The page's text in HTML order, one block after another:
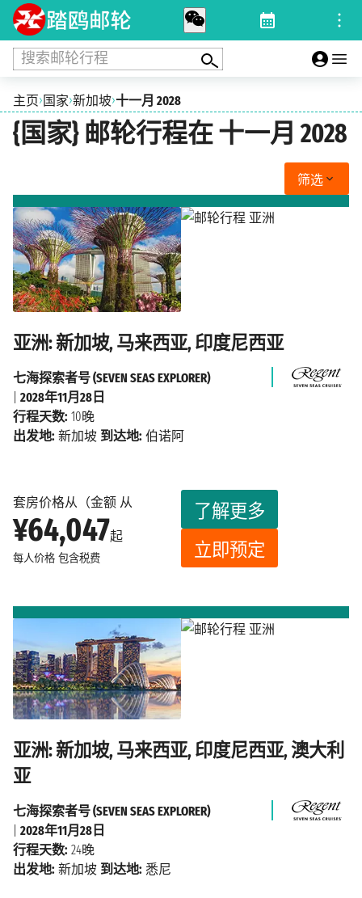
搜索邮轮行程
主页›国家›新加坡›十一月 2028
{国家} 邮轮行程在 十一月 2028
筛选
亚洲: 新加坡, 马来西亚, 印度尼西亚
套房价格从（金额 从
¥64,047起
每人价格 包含税费
了解更多
立即预定
七海探索者号 (SEVEN SEAS EXPLORER)
2028年11月28日
行程天数: 10晚
出发地: 新加坡 到达地: 伯诺阿
亚洲: 新加坡, 马来西亚, 印度尼西亚, 澳大利
亚
七海探索者号 (SEVEN SEAS EXPLORER)
2028年11月28日
行程天数: 24晚
出发地: 新加坡 到达地: 悉尼